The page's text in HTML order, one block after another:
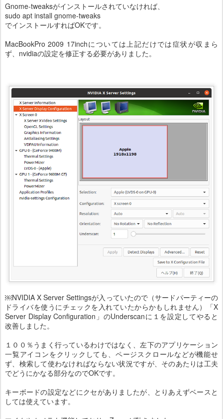
Gnome-tweaksがインストールされていなければ、
sudo apt install gnome-tweaks
でインストールすればOKです。
MacBookPro 2009 17inchについては上記だけでは症状が収まら
ず、nvidiaの設定を修正する必要がありました。
￼NVIDIA X Server Settingsが入っていたので（サードパーティーの
ドライバを使うにチェックを入れていたからかもしれません）「X
Server Display Configuration」のUnderscanに１を設定してやると
改善しました。
１００％うまく行っているわけではなく、左下のアプリケーション
一覧アイコンをクリックしても、ページスクロールなどが機能せ
ず、検索して使わなければならない状況ですが、そのあたりは工夫
でどうにかなる部分なのでOKです。
キーボードの設定などにクセがありましたが、とりあえずベースと
しては使えています。